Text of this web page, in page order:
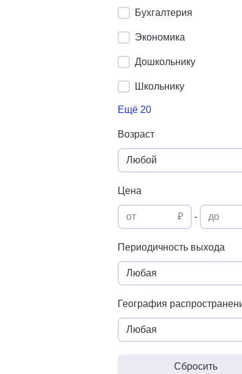
Бухгалтерия
Экономика
Дошкольнику
Школьнику
Ещё 20
Возраст
Любой
Цена
от ₽ - до
Периодичность выхода
Любая
География
Любая
Сбросить